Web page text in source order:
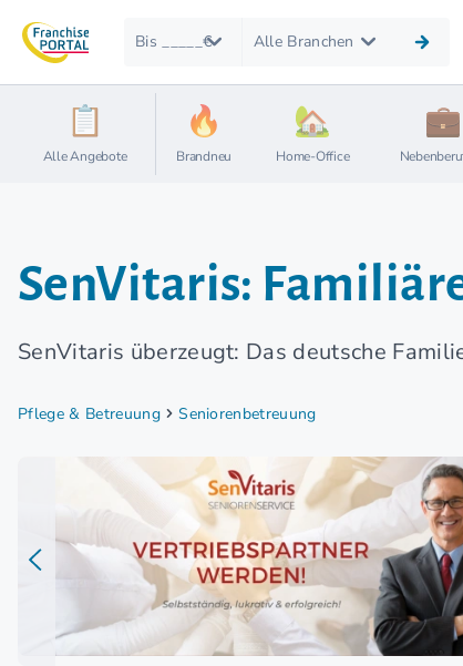
Bis _____€ Alle Branchen
Alle Angebote Brandneu Home-Office
SenVitaris:
SenVitaris überzeugt: Das deutsche
Pflege & Betreuung Seniorenbetreuung